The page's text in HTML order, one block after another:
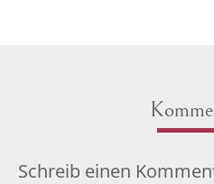
Schreib einen